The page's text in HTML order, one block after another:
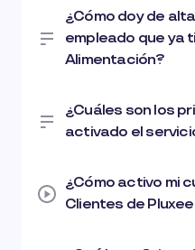
¿Cómo doy de
empleado que ya
Alimentación?
¿Cuáles son los
activado el
¿Cómo activo mi
Clientes de